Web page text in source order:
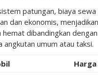
patungan, biaya
dan ekonomis,
hemat dibandingkan
angkutan umum atau taksi.
Harga